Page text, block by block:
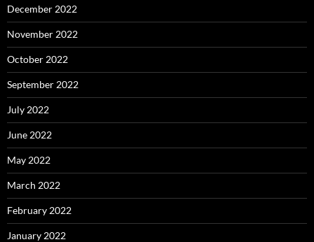
December 2022
November 2022
October 2022
September 2022
July 2022
June 2022
May 2022
March 2022
February 2022
January 2022